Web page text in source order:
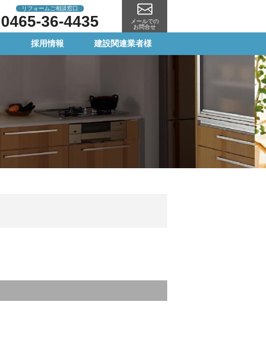
リフォームご相談窓口
0465-36-4435
メールでの
お問合せ
採用情報 建設関連業者様